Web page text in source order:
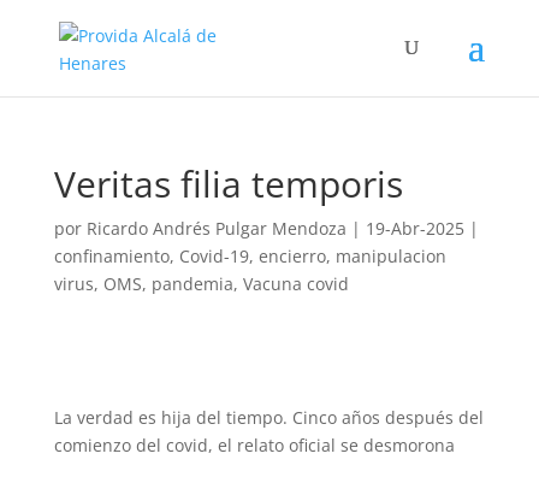
Veritas filia temporis
por Ricardo Andrés Pulgar Mendoza | 19-Abr-2025|
confinamiento, Covid-19, encierro, manipulacion
virus, OMS, pandemia, Vacuna covid
La verdad es hija del tiempo. Cinco años después del
comienzo del covid, el relato oficial se desmorona